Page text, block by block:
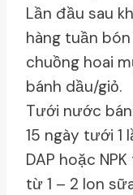
Lần đầu sau
hàng tuần bón
chuồng hoai
bánh dầu/giỏ.
Tưới nước
15 ngày tưới 1
DAP hoặc
từ 1 – 2 lon